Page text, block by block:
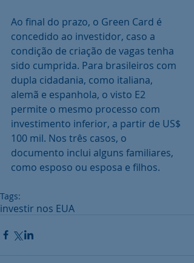
Ao final do prazo, o Green Card é
concedido ao investidor, caso a
condição de criação de vagas tenha
sido cumprida. Para brasileiros com
dupla cidadania, como italiana,
alemã e espanhola, o visto E2
permite o mesmo processo com
investimento inferior, a partir de US$
100 mil. Nos três casos, o
documento inclui alguns familiares,
como esposo ou esposa e filhos.
Tags:
investir nos EUA